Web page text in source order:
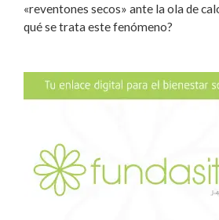
«reventones secos» ante la ola de
qué se trata este fenómeno?